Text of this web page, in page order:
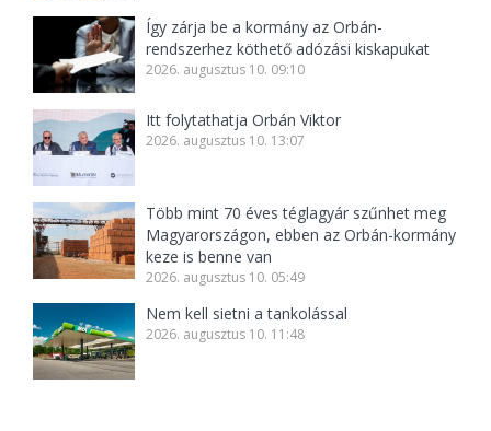
Így zárja be a kormány az Orbán-
rendszerhez köthető adózási kiskapukat
2026. augusztus 10. 09:10
Itt folytathatja Orbán Viktor
2026. augusztus 10. 13:07
Több mint 70 éves téglagyár szűnhet meg
Magyarországon, ebben az Orbán-kormány
keze is benne van
2026. augusztus 10. 05:49
Nem kell sietni a tankolással
2026. augusztus 10. 11:48